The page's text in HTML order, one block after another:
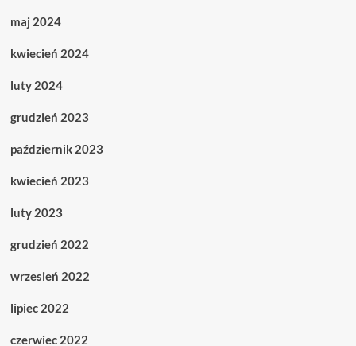
maj 2024
kwiecień 2024
luty 2024
grudzień 2023
październik 2023
kwiecień 2023
luty 2023
grudzień 2022
wrzesień 2022
lipiec 2022
czerwiec 2022